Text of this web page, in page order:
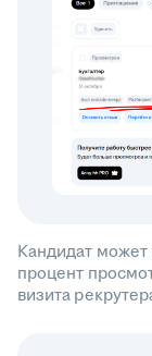
Кандидат может
процент
визита